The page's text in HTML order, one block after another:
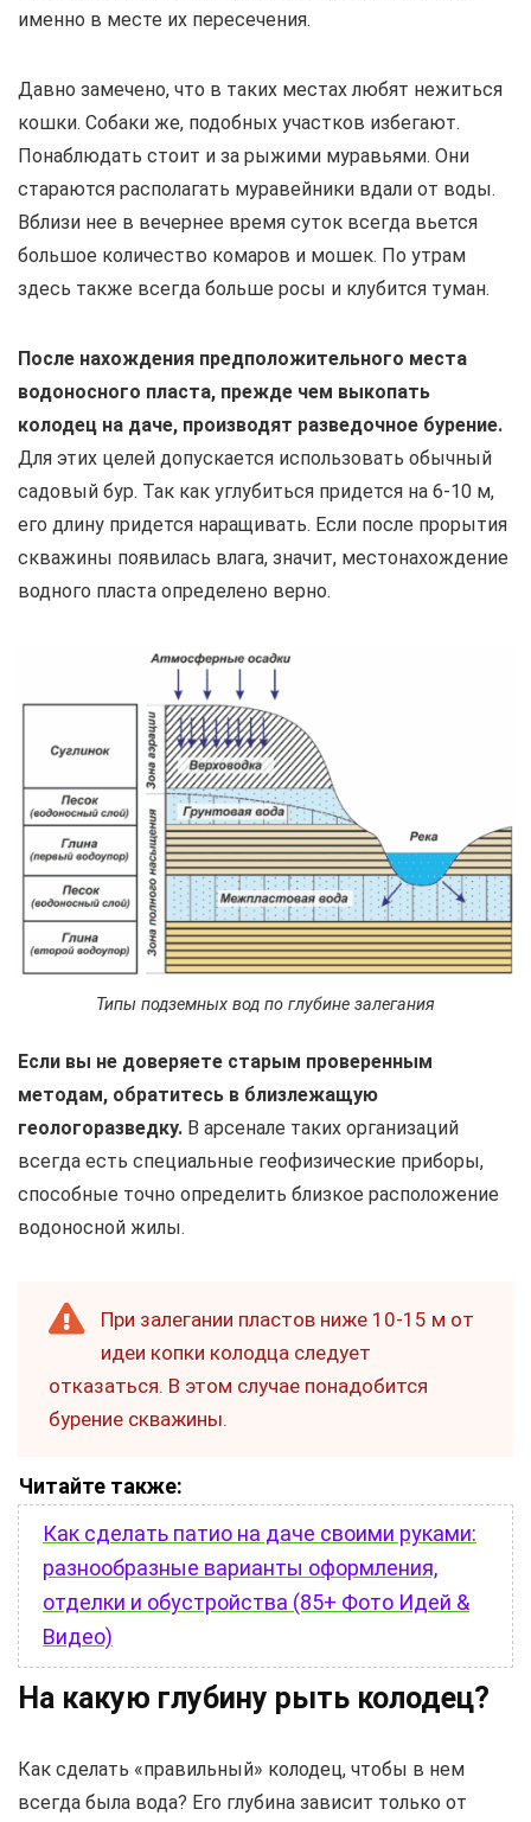
именно в месте их пересечения.
Давно замечено, что в таких местах любят нежиться
кошки. Собаки же, подобных участков избегают.
Понаблюдать стоит и за рыжими муравьями. Они
стараются располагать муравейники вдали от воды.
Вблизи нее в вечернее время суток всегда вьется
большое количество комаров и мошек. По утрам
здесь также всегда больше росы и клубится туман.
После нахождения предположительного места
водоносного пласта, прежде чем выкопать
колодец на даче, производят разведочное бурение.
Для этих целей допускается использовать обычный
садовый бур. Так как углубиться придется на 6-10 м,
его длину придется наращивать. Если после прорытия
скважины появилась влага, значит, местонахождение
водного пласта определено верно.
Типы подземных вод по глубине залегания
Если вы не доверяете старым проверенным
методам, обратитесь в близлежащую
геологоразведку. В арсенале таких организаций
всегда есть специальные геофизические приборы,
способные точно определить близкое расположение
водоносной жилы.
При залегании пластов ниже 10-15 м от
идеи копки колодца следует
отказаться. В этом случае понадобится
бурение скважины.
Читайте также:
Как сделать патио на даче своими руками:
разнообразные варианты оформления,
отделки и обустройства (85+ Фото Идей &
Видео)
На какую глубину рыть колодец?
Как сделать «правильный» колодец, чтобы в нем
всегда была вода? Его глубина зависит только от